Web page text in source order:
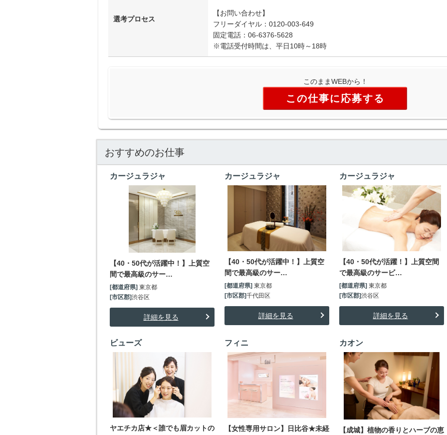
選考プロセス
【お問い合わせ】
フリーダイヤル：0120-003-649
固定電話：06-6376-5628
※電話受付時間は、平日10時～18時
このままWEBから！
この仕事に応募する
おすすめのお仕事
カージュラジャ
【40・50代が活躍中！】上質空
間で最高級のサー…
[都道府県] 東京都
[市区郡]渋谷区
詳細を見る
カージュラジャ
【40・50代が活躍中！】上質空
間で最高級のサー…
[都道府県] 東京都
[市区郡]千代田区
詳細を見る
カージュラジャ
【40・50代が活躍！】上質空間
で最高級のサービ…
[都道府県] 東京都
[市区郡]渋谷区
詳細を見る
ビューズ
ヤエチカ店★＜誰でも眉カットの
フィニ
【女性専用サロン】日比谷★未経
カオン
【成城】植物の香りとハーブの恵